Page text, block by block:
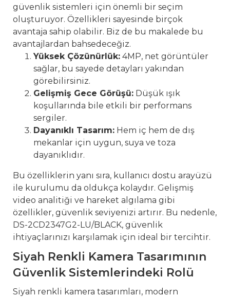
güvenlik sistemleri için önemli bir seçim
oluşturuyor. Özellikleri sayesinde birçok
avantaja sahip olabilir. Biz de bu makalede bu
avantajlardan bahsedeceğiz.
Yüksek Çözünürlük: 4MP, net görüntüler
sağlar, bu sayede detayları yakından
görebilirsiniz.
Gelişmiş Gece Görüşü: Düşük ışık
koşullarında bile etkili bir performans
sergiler.
Dayanıklı Tasarım: Hem iç hem de dış
mekanlar için uygun, suya ve toza
dayanıklıdır.
Bu özelliklerin yanı sıra, kullanıcı dostu arayüzü
ile kurulumu da oldukça kolaydır. Gelişmiş
video analitiği ve hareket algılama gibi
özellikler, güvenlik seviyenizi artırır. Bu nedenle,
DS-2CD2347G2-LU/BLACK, güvenlik
ihtiyaçlarınızı karşılamak için ideal bir tercihtir.
Siyah Renkli Kamera Tasarımının
Güvenlik Sistemlerindeki Rolü
Siyah renkli kamera tasarımları, modern